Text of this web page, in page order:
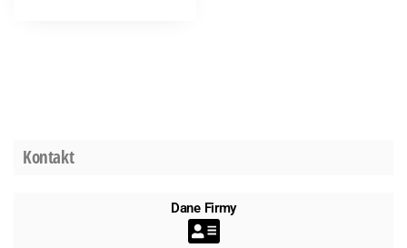
Kontakt
Dane Firmy